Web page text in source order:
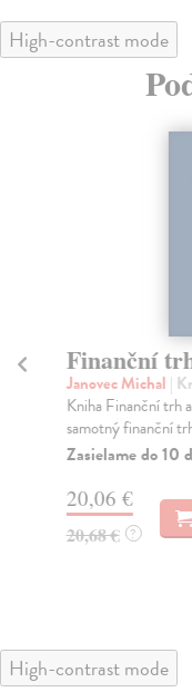
High-contrast mode
Finanční
Janovec Michal |
Kniha Finanční trh
samotný finanční
Zasielame do 10
20,06 €
20,68 € ?
High-contrast mode